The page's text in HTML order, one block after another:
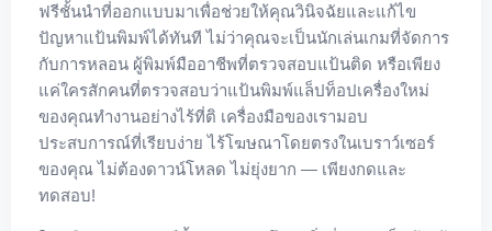
ฟรีชั้นนำที่ออกแบบมาเพื่อช่วยให้คุณวินิจฉัยและแก้ไข
ปัญหาแป้นพิมพ์ได้ทันที ไม่ว่าคุณจะเป็นนักเล่นเกมที่จัดการ
กับการหลอน ผู้พิมพ์มืออาชีพที่ตรวจสอบแป้นติด หรือเพียง
แค่ใครสักคนที่ตรวจสอบว่าแป้นพิมพ์แล็ปท็อปเครื่องใหม่
ของคุณทำงานอย่างไร้ที่ติ เครื่องมือของเรามอบ
ประสบการณ์ที่เรียบง่าย ไร้โฆษณาโดยตรงในเบราว์เซอร์
ของคุณ ไม่ต้องดาวน์โหลด ไม่ยุ่งยาก — เพียงกดและ
ทดสอบ!